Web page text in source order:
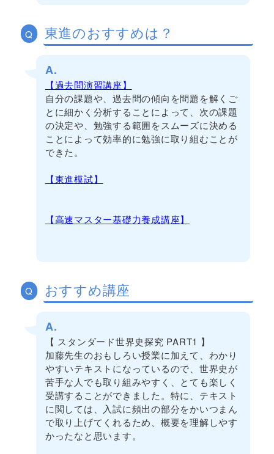
Q 東進のおすすめは？
A.
【過去問演習講座】
自分の課題や、過去問の傾向を問題を解くご
とに細かく分析することによって、次の課題
の決定や、勉強する範囲をスムーズに決める
ことによって効率的に勉強に取り組むことが
できた。
【東進模試】
【高速マスター基礎力養成講座】
Q おすすめ講座
A.
【 スタンダード世界史探究 PART1 】
加藤先生のおもしろい授業に加えて、わかり
やすいテキストになっているので、世界史が
苦手な人でも取り組みやすく、とても楽しく
受講することができました。特に、テキスト
に関しては、入試に頻出の部分をかいつまん
で取り上げてくれるため、概要を理解しやす
かったなと思います。